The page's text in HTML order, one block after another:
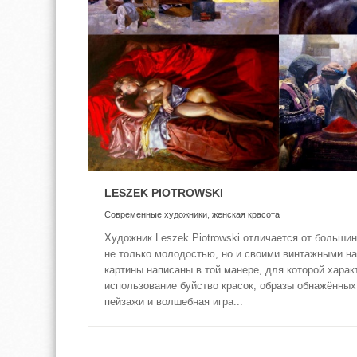
LESZEK PIOTROWSKI
Современные художники женская красота
Художник Leszek Piotrowski отличается от
не только молодостью, но и своими винтажными
картины написаны в той манере, для которой
использование буйство красок, образы
пейзажи и волшебная игра...